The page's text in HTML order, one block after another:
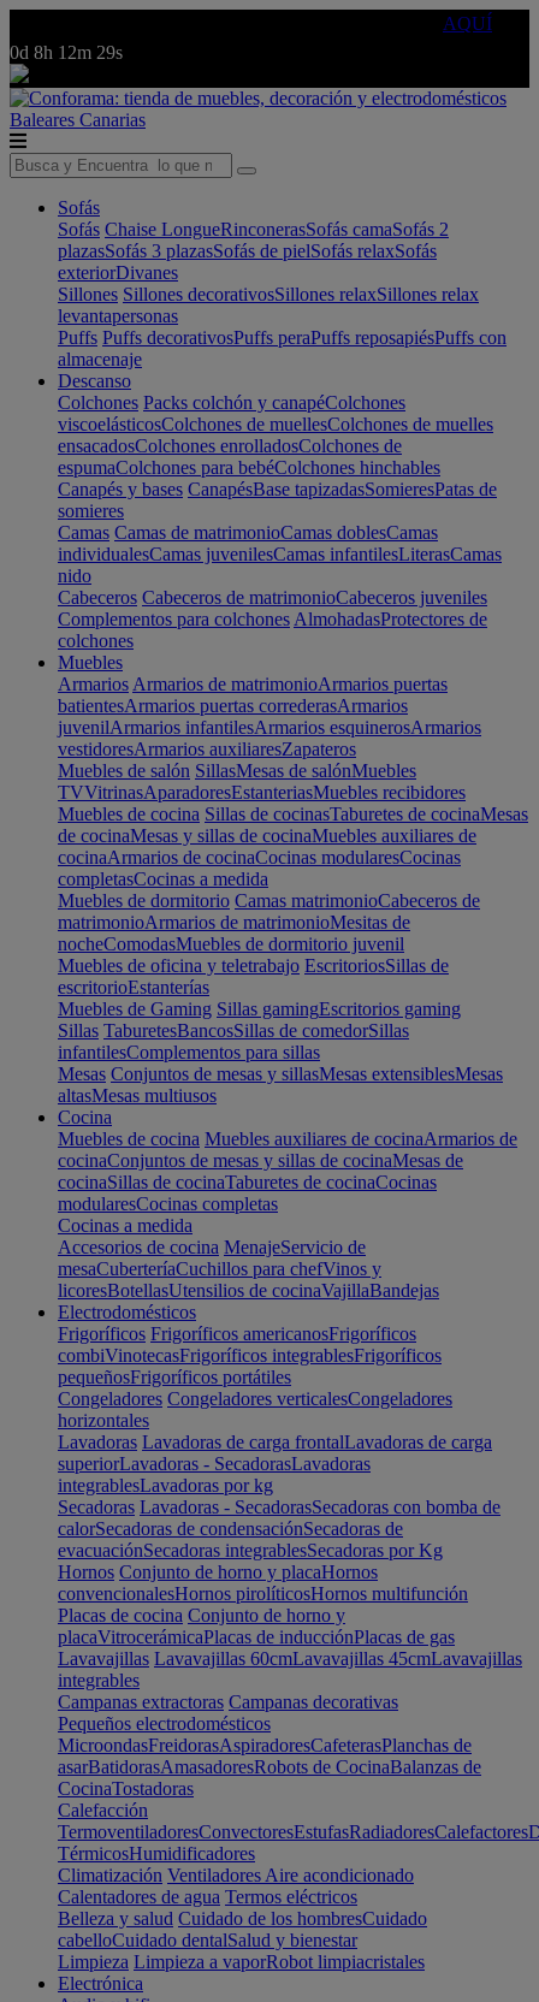
AQUÍ
0d 8h 12m 29s
Baleares Canarias
Sofás
Sofás Chaise LongueRinconerasSofás camaSofás 2
plazasSofás 3 plazasSofás de pielSofás relaxSofás
exteriorDivanes
Sillones Sillones decorativosSillones relaxSillones relax
levantapersonas
Puffs Puffs decorativosPuffs peraPuffs reposapiésPuffs con
almacenaje
Descanso
Colchones Packs colchón y canapéColchones
viscoelásticosColchones de muellesColchones de muelles
ensacadosColchones enrolladosColchones de
espumaColchones para bebéColchones hinchables
Canapés y bases CanapésBase tapizadasSomieresPatas de
somieres
Camas Camas de matrimonioCamas doblesCamas
individualesCamas juvenilesCamas infantilesLiterasCamas
nido
Cabeceros Cabeceros de matrimonioCabeceros juveniles
Complementos para colchones AlmohadasProtectores de
colchones
Muebles
Armarios Armarios de matrimonioArmarios puertas
batientesArmarios puertas correderasArmarios
juvenilArmarios infantilesArmarios esquinerosArmarios
vestidoresArmarios auxiliaresZapateros
Muebles de salón SillasMesas de salónMuebles
TVVitrinasAparadoresEstanteriasMuebles recibidores
Muebles de cocina Sillas de cocinasTaburetes de cocinaMesas
de cocinaMesas y sillas de cocinaMuebles auxiliares de
cocinaArmarios de cocinaCocinas modularesCocinas
completasCocinas a medida
Muebles de dormitorio Camas matrimonioCabeceros de
matrimonioArmarios de matrimonioMesitas de
nocheComodasMuebles de dormitorio juvenil
Muebles de oficina y teletrabajo EscritoriosSillas de
escritorioEstanterías
Muebles de Gaming Sillas gamingEscritorios gaming
Sillas TaburetesBancosSillas de comedorSillas
infantilesComplementos para sillas
Mesas Conjuntos de mesas y sillasMesas extensiblesMesas
altasMesas multiusos
Cocina
Muebles de cocina Muebles auxiliares de cocinaArmarios de
cocinaConjuntos de mesas y sillas de cocinaMesas de
cocinaSillas de cocinaTaburetes de cocinaCocinas
modularesCocinas completas
Cocinas a medida
Accesorios de cocina MenajeServicio de
mesaCuberteríaCuchillos para chefVinos y
licoresBotellasUtensilios de cocinaVajillaBandejas
Electrodomésticos
Frigoríficos Frigoríficos americanosFrigoríficos
combiVinotecasFrigoríficos integrablesFrigoríficos
pequeñosFrigoríficos portátiles
Congeladores Congeladores verticalesCongeladores
horizontales
Lavadoras Lavadoras de carga frontalLavadoras de carga
superiorLavadoras - SecadorasLavadoras
integrablesLavadoras por kg
Secadoras Lavadoras - SecadorasSecadoras con bomba de
calorSecadoras de condensaciónSecadoras de
evacuaciónSecadoras integrablesSecadoras por Kg
Hornos Conjunto de horno y placaHornos
convencionalesHornos pirolíticosHornos multifunción
Placas de cocina Conjunto de horno y
placaVitrocerámicaPlacas de inducciónPlacas de gas
Lavavajillas Lavavajillas 60cmLavavajillas 45cmLavavajillas
integrables
Campanas extractoras Campanas decorativas
Pequeños electrodomésticos
MicroondasFreidorasAspiradoresCafeterasPlanchas de
asarBatidorasAmasadoresRobots de CocinaBalanzas de
CocinaTostadoras
Calefacción
TermoventiladoresConvectoresEstufasRadiadoresCalefactores
TérmicosHumidificadores
Climatización Ventiladores Aire acondicionado
Calentadores de agua Termos eléctricos
Belleza y salud Cuidado de los hombresCuidado
cabelloCuidado dentalSalud y bienestar
Limpieza Limpieza a vaporRobot limpiacristales
Electrónica